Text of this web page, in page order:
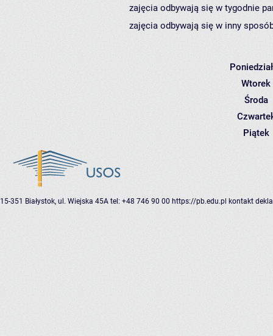
zajęcia odbywają się w tygodnie
zajęcia odbywają się w inny
Wtorek
Środa
Piątek
15-351 Białystok, ul. Wiejska 45A tel: +48 746 90 00 https://pb.edu.pl kontakt